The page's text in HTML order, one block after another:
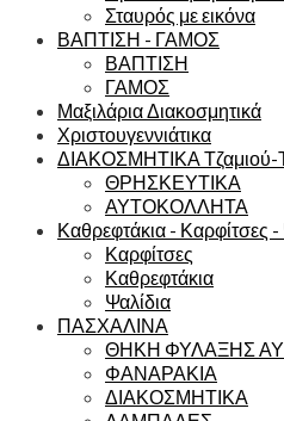
Σταυρός με εικόνα
ΒΑΠΤΙΣΗ - ΓΑΜΟΣ
ΒΑΠΤΙΣΗ
ΓΑΜΟΣ
Μαξιλάρια Διακοσμητικά
Χριστουγεννιάτικα
ΔΙΑΚΟΣΜΗΤΙΚΑ Τζαμιού-
ΘΡΗΣΚΕΥΤΙΚΑ
ΑΥΤΟΚΟΛΛΗΤΑ
Καθρεφτάκια - Καρφίτσες -
Καρφίτσες
Καθρεφτάκια
Ψαλίδια
ΠΑΣΧΑΛΙΝΑ
ΘΗΚΗ ΦΥΛΑΞΗΣ
ΦΑΝΑΡΑΚΙΑ
ΔΙΑΚΟΣΜΗΤΙΚΑ